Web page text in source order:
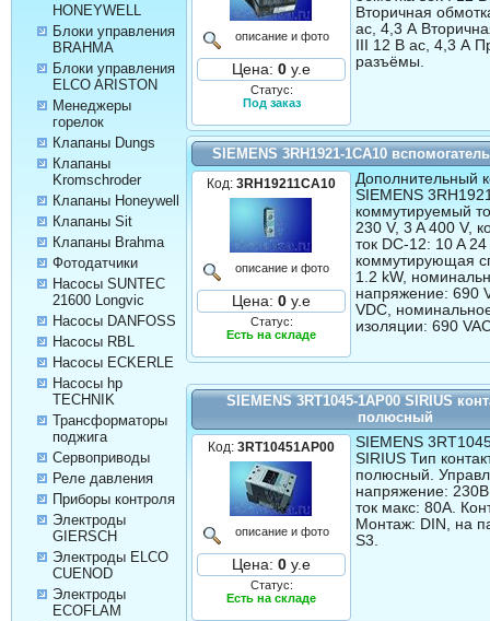
HONEYWELL
Блоки управления
BRAHMA
Блоки управления
ELCO ARISTON
Менеджеры
горелок
Клапаны Dungs
Клапаны
Kromschroder
Клапаны Honeywell
Клапаны Sit
Клапаны Brahma
Фотодатчики
Насосы SUNTEC
21600 Longvic
Насосы DANFOSS
Насосы RBL
Насосы ECKERLE
Насосы hp
TECHNIK
Трансформаторы
поджига
Сервоприводы
Реле давления
Приборы контроля
Электроды
GIERSCH
Электроды ELCO
CUENOD
Электроды
ECOFLAM
описание и фото
Цена: 0 у.е
Статус:
Под заказ
Вторичная
ас, 4,3 А
III 12 В ас, 4,3 А
разъёмы.
SIEMENS 3RH1921-1CA10
Код:3RH19211CA10
описание и фото
Цена: 0 у.е
Статус:
Есть на складе
Дополнительный
SIEMENS
коммутируемый
230 V, 3 A 400 V,
ток DC-12: 10 A 24
коммутирующая
1.2 kW,
напряжение: 690
VDC,
изоляции: 690
SIEMENS 3RT1045-1AP00 SIRIUS
полюсный
Код:3RT10451AP00
описание и фото
Цена: 0 у.е
Статус:
Есть на складе
SIEMENS
SIRIUS Тип
полюсный.
напряжение:
ток макс: 80А.
Монтаж: DIN, на
S3.